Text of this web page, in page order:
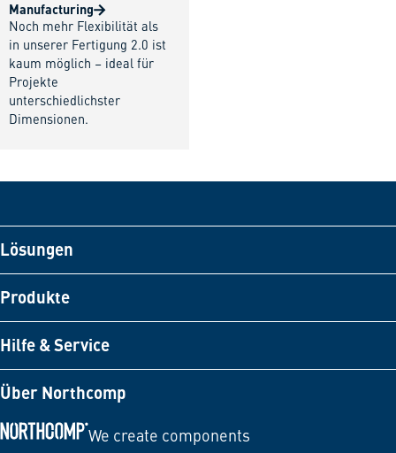
Manufacturing
Noch mehr Flexibilität als
in unserer Fertigung 2.0 ist
kaum möglich – ideal für
Projekte
unterschiedlichster
Dimensionen.
Lösungen
Produkte
Hilfe & Service
Über Northcomp
We create components